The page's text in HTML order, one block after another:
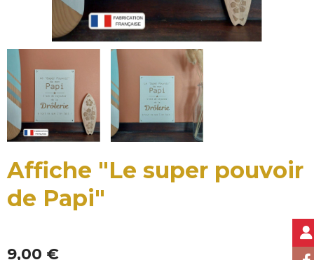
Affiche "Le super pouvoir
de Papi"
9,00 €